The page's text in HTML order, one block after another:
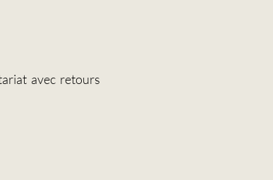
avec retours